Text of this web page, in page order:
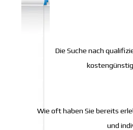
Die Suche nach
Wie oft haben Sie bereits
und